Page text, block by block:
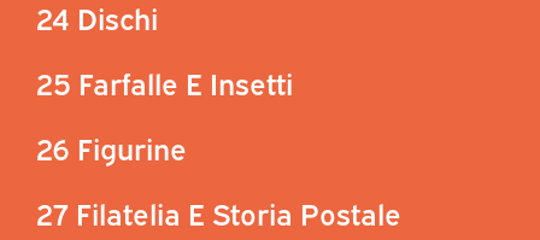
24 Dischi
25 Farfalle E Insetti
26 Figurine
27 Filatelia E Storia Postale